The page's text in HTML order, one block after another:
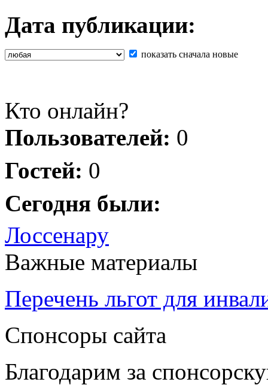
Дата публикации:
показать сначала новые
Кто онлайн?
Пользователей: 0
Гостей: 0
Сегодня были:
Лоссенару
Важные материалы
Перечень льгот для
Спонсоры сайта
Благодарим за